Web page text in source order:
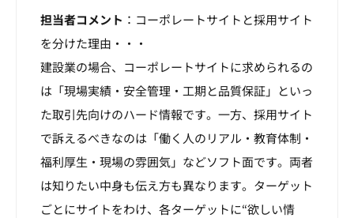
担当者コメント ：コーポレートサイトと採用サイト
を分けた理由・・・
建設業の場合、コーポレートサイトに求められるの
は「現場実績・安全管理・工期と品質保証」といっ
た取引先向けのハード情報です。一方、採用サイト
で訴えるべきなのは「働く人のリアル・教育体制・
福利厚生・現場の雰囲気」などソフト面です。両者
は知りたい中身も伝え方も異なります。ターゲット
ごとにサイトをわけ、各ターゲットに“欲しい情